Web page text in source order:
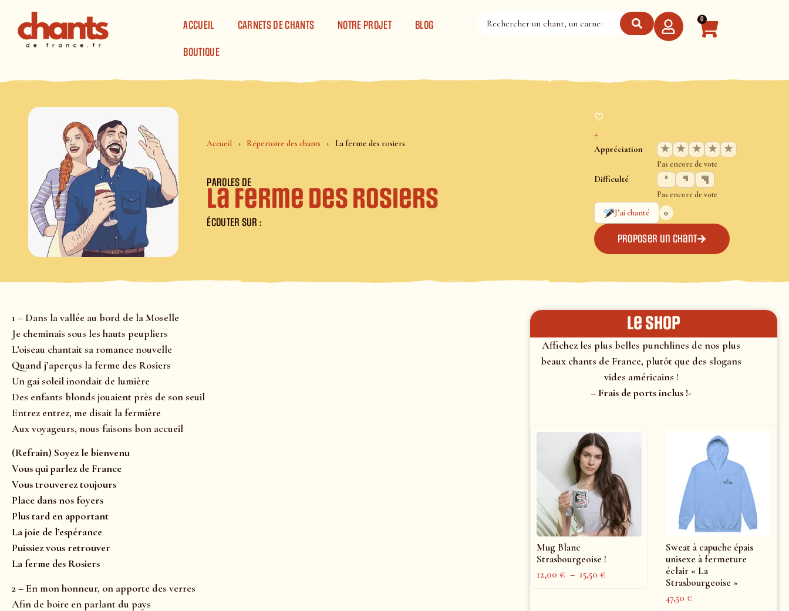
ACCUEIL
CARNETS DE CHANTS NOTRE PROJET BLOG
BOUTIQUE
0
Accueil Répertoire des chants La ferme des rosiers
PAROLES DE
La ferme des rosiers
ÉCOUTER SUR :
♡
+
Appréciation ★ ★ ★ ★ ★
Pas encore de vote
Difficulté
Pas encore de vote
J’ai chanté
0
Proposer un chant
1 – Dans la vallée au bord de la Moselle
Je cheminais sous les hauts peupliers
L’oiseau chantait sa romance nouvelle
Quand j’aperçus la ferme des Rosiers
Un gai soleil inondait de lumière
Des enfants blonds jouaient près de son seuil
Entrez entrez, me disait la fermière
Aux voyageurs, nous faisons bon accueil
(Refrain) Soyez le bienvenu
Vous qui parlez de France
Vous trouverez toujours
Place dans nos foyers
Plus tard en apportant
La joie de l’espérance
Puissiez vous retrouver
La ferme des Rosiers
2 – En mon honneur, on apporte des verres
Afin de boire en parlant du pays
le shop
Affichez les plus belles punchlines de nos plus
beaux chants de France, plutôt que des slogans
vides américains !
– Frais de ports inclus !-
Mug Blanc
Strasbourgeoise !
12,00€ – 15,50€
Sweat à capuche épais
unisexe à fermeture
éclair « La
Strasbourgeoise »
47,50€